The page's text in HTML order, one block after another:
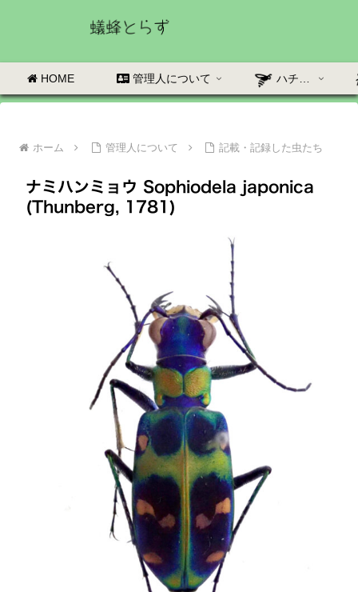
HOME 管理人について ハチの部屋
ホーム 管理人について 記載・記録した虫たち
ナミハンミョウ Sophiodela japonica
(Thunberg, 1781)